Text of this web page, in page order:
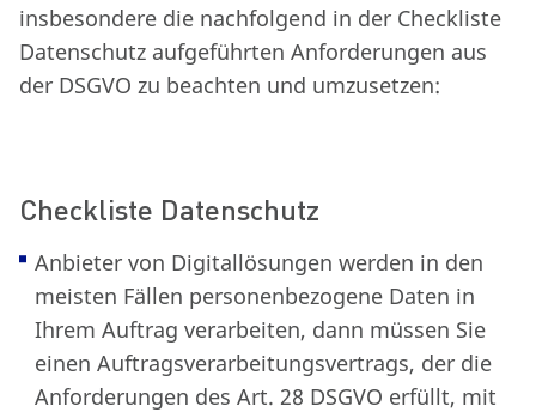
insbesondere die nachfolgend in der Checkliste
Datenschutz aufgeführten Anforderungen aus
der DSGVO zu beachten und umzusetzen:
Checkliste Datenschutz
Anbieter von Digitallösungen werden in den
meisten Fällen personenbezogene Daten in
Ihrem Auftrag verarbeiten, dann müssen Sie
einen Auftragsverarbeitungsvertrags, der die
Anforderungen des Art. 28 DSGVO erfüllt, mit